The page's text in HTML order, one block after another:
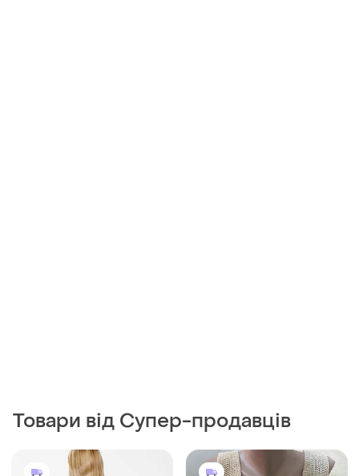
Товари від Супер-продавців